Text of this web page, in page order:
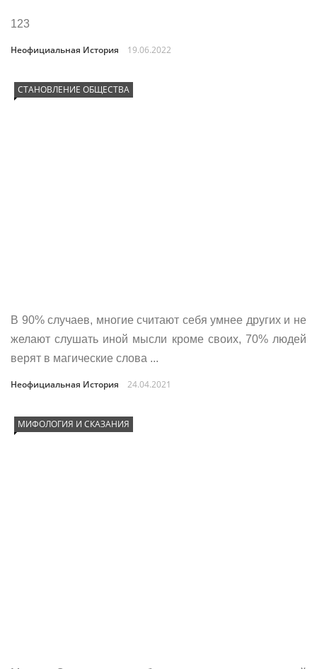
123
Неофициальная История 19.06.2022
СТАНОВЛЕНИЕ ОБЩЕСТВА
В 90% случаев, многие считают себя умнее других и не
желают слушать иной мысли кроме своих, 70% людей
верят в магические слова ...
Неофициальная История 24.04.2021
МИФОЛОГИЯ И СКАЗАНИЯ